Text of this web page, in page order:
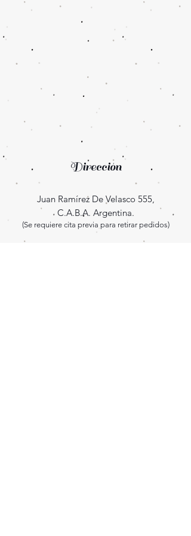
Dirección
Juan Ramírez De Velasco 555,
C.A.B.A. Argentina.
(Se requiere cita previa para retirar pedidos)